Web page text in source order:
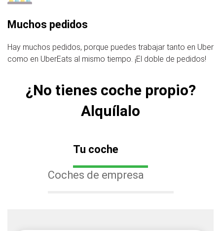
Muchos pedidos
Hay muchos pedidos, porque puedes trabajar tanto en Uber
como en UberEats al mismo tiempo. ¡El doble de pedidos!
¿No tienes coche propio?
Alquílalo
Tu coche
Coches de empresa